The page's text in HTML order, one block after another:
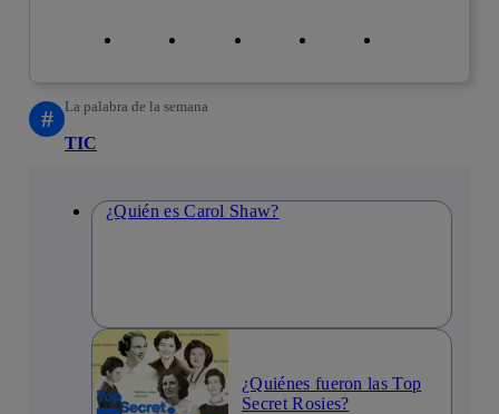
# La palabra de la semana
TIC
¿Quién es Carol Shaw?
¿Quiénes fueron las Top
Secret Rosies?